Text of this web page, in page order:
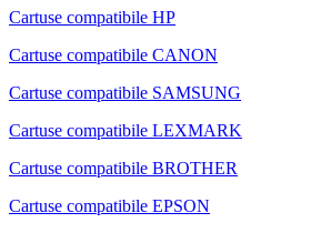
Cartuse compatibile HP
Cartuse compatibile CANON
Cartuse compatibile SAMSUNG
Cartuse compatibile LEXMARK
Cartuse compatibile BROTHER
Cartuse compatibile EPSON